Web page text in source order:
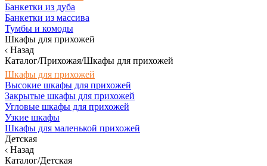
Банкетки из дуба
Банкетки из массива
Тумбы и комоды
Шкафы для прихожей
Назад
Каталог/Прихожая/Шкафы для прихожей
Шкафы для прихожей
Высокие шкафы для прихожей
Закрытые шкафы для прихожей
Угловые шкафы для прихожей
Узкие шкафы
Шкафы для маленькой прихожей
Детская
Назад
Каталог/Детская